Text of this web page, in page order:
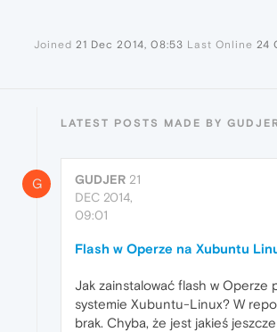
Joined 21 Dec 2014, 08:53 Last Online 24
LATEST POSTS MADE BY
G GUDJER 21
DEC 2014,
09:01
Flash w Operze na Xubuntu
Jak zainstalować flash w Operze
systemie Xubuntu-Linux? W
brak. Chyba, że jest jakieś